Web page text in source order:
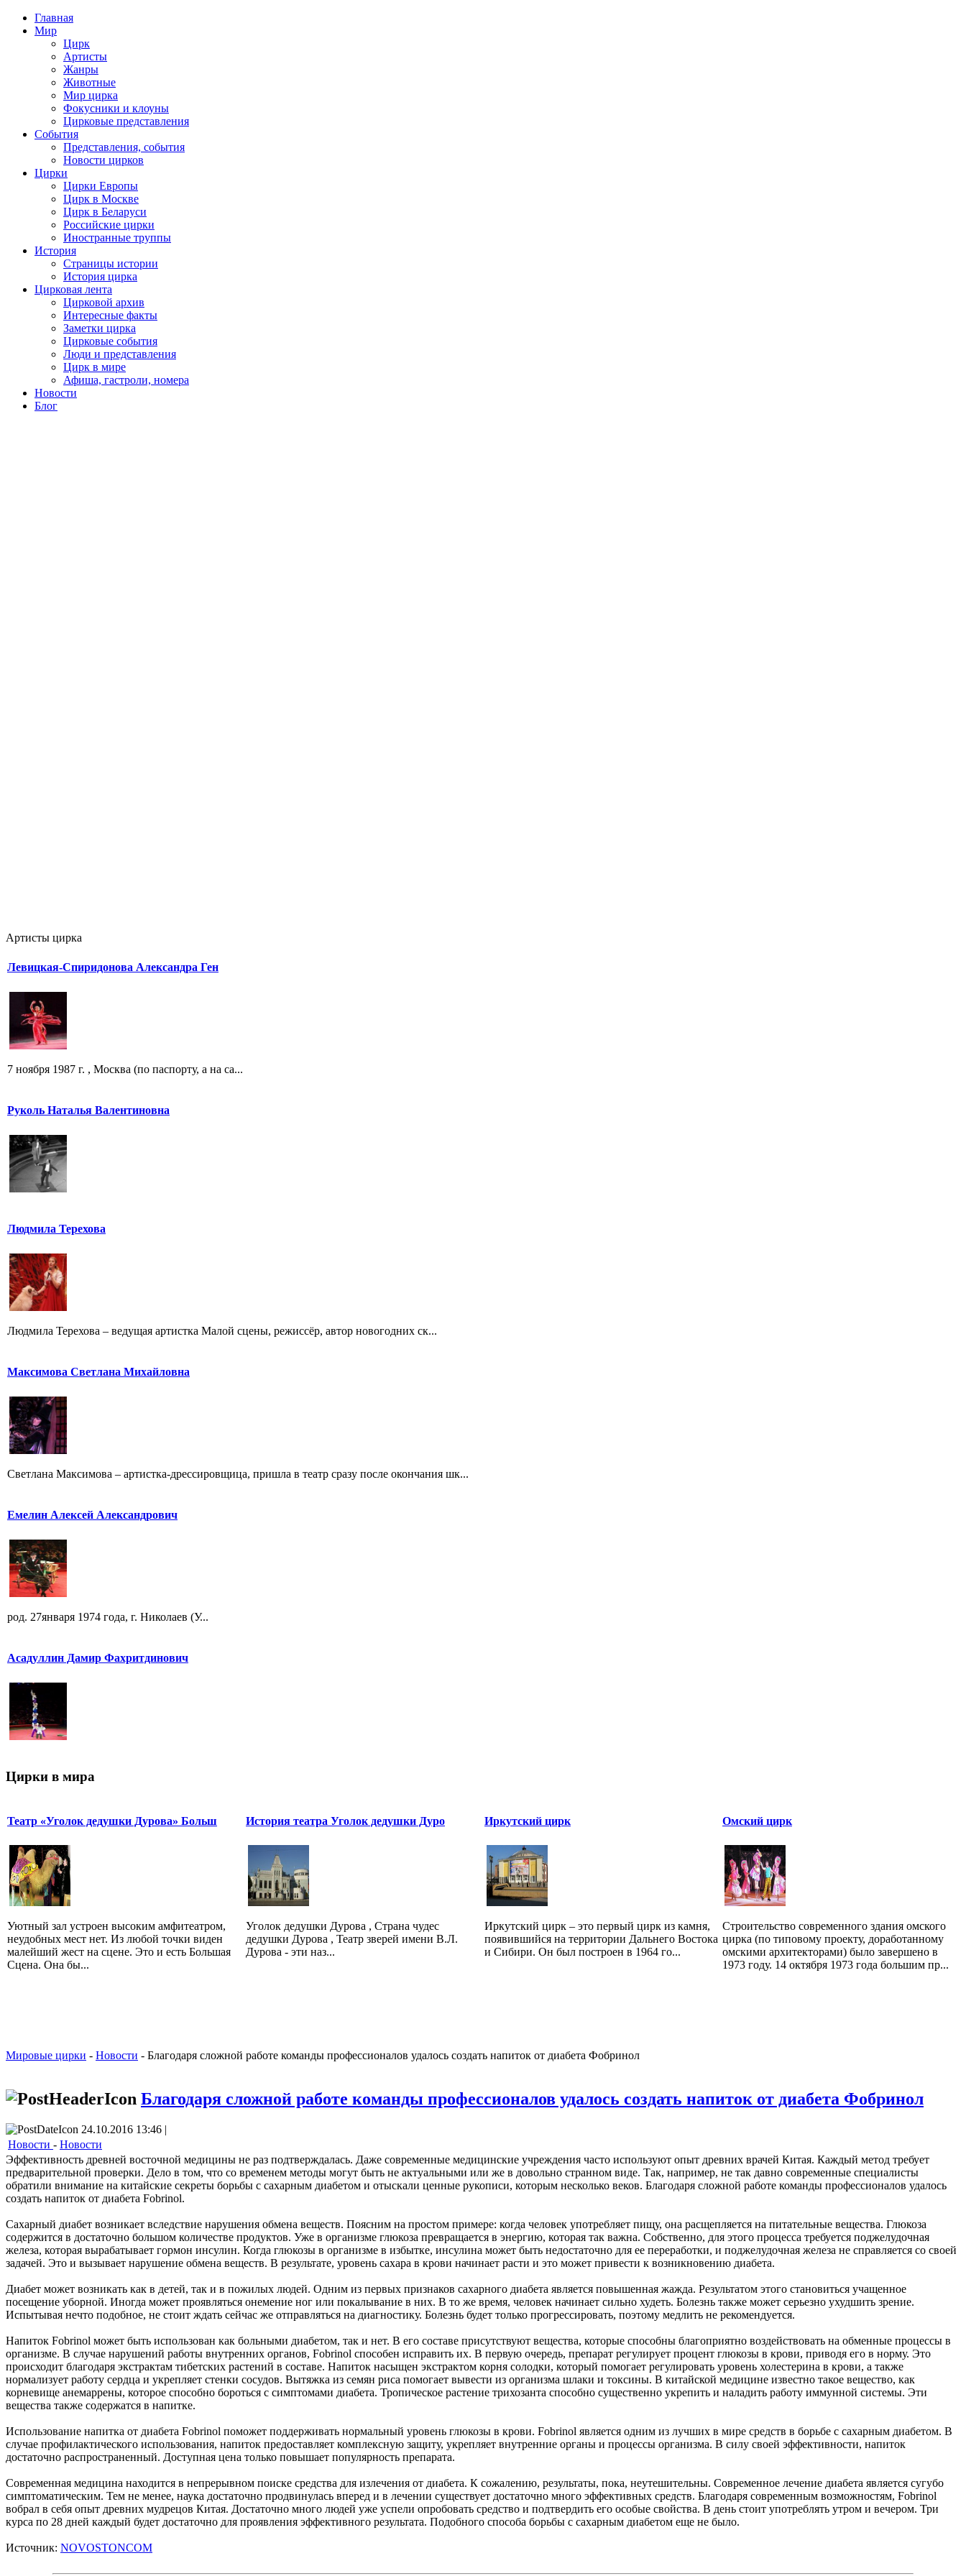
Главная
Мир
Цирк
Артисты
Жанры
Животные
Мир цирка
Фокусники и клоуны
Цирковые представления
События
Представления, события
Новости цирков
Цирки
Цирки Европы
Цирк в Москве
Цирк в Беларуси
Российские цирки
Иностранные труппы
История
Страницы истории
История цирка
Цирковая лента
Цирковой архив
Интересные факты
Заметки цирка
Цирковые события
Люди и представления
Цирк в мире
Афиша, гастроли, номера
Новости
Блог
Артисты цирка
Левицкая-Спиридонова Александра Ген
7 ноября 1987 г. , Москва (по паспорту, а на са...
Руколь Наталья Валентиновна
Людмила Терехова
Людмила Терехова – ведущая артистка Малой сцены, режиссёр, автор новогодних ск...
Максимова Светлана Михайловна
Светлана Максимова – артистка-дрессировщица, пришла в театр сразу после окончания шк...
Емелин Алексей Александрович
род. 27января 1974 года, г. Николаев (У...
Асадуллин Дамир Фахритдинович
Цирки в мира
Театр «Уголок дедушки Дурова» Больш
Уютный зал устроен высоким амфитеатром,
неудобных мест нет. Из любой точки виден
малейший жест на сцене. Это и есть Большая
Сцена. Она бы...
История театра Уголок дедушки Дуро
Уголок дедушки Дурова , Страна чудес
дедушки Дурова , Театр зверей имени В.Л.
Дурова - эти наз...
Иркутский цирк
Иркутский цирк – это первый цирк из камня,
появившийся на территории Дальнего Востока
и Сибири. Он был построен в 1964 го...
Омский цирк
Строительство современного здания омского
цирка (по типовому проекту, доработанному
омскими архитекторами) было завершено в
1973 году. 14 октября 1973 года большим пр...
Мировые цирки - Новости - Благодаря сложной работе команды профессионалов удалось создать напиток от диабета Фобринол
Благодаря сложной работе команды профессионалов удалось создать напиток от диабета Фобринол
24.10.2016 13:46 |
Новости - Новости
Эффективность древней восточной медицины не раз подтверждалась. Даже современные медицинские учреждения часто используют опыт древних врачей Китая. Каждый метод требует
предварительной проверки. Дело в том, что со временем методы могут быть не актуальными или же в довольно странном виде. Так, например, не так давно современные специалисты
обратили внимание на китайские секреты борьбы с сахарным диабетом и отыскали ценные рукописи, которым несколько веков. Благодаря сложной работе команды профессионалов удалось
создать напиток от диабета Fobrinol.
Сахарный диабет возникает вследствие нарушения обмена веществ. Поясним на простом примере: когда человек употребляет пищу, она расщепляется на питательные вещества. Глюкоза
содержится в достаточно большом количестве продуктов. Уже в организме глюкоза превращается в энергию, которая так важна. Собственно, для этого процесса требуется поджелудочная
железа, которая вырабатывает гормон инсулин. Когда глюкозы в организме в избытке, инсулина может быть недостаточно для ее переработки, и поджелудочная железа не справляется со своей
задачей. Это и вызывает нарушение обмена веществ. В результате, уровень сахара в крови начинает расти и это может привести к возникновению диабета.
Диабет может возникать как в детей, так и в пожилых людей. Одним из первых признаков сахарного диабета является повышенная жажда. Результатом этого становиться учащенное
посещение уборной. Иногда может проявляться онемение ног или покалывание в них. В то же время, человек начинает сильно худеть. Болезнь также может серьезно ухудшить зрение.
Испытывая нечто подобное, не стоит ждать сейчас же отправляться на диагностику. Болезнь будет только прогрессировать, поэтому медлить не рекомендуется.
Напиток Fobrinol может быть использован как больными диабетом, так и нет. В его составе присутствуют вещества, которые способны благоприятно воздействовать на обменные процессы в
организме. В случае нарушений работы внутренних органов, Fobrinol способен исправить их. В первую очередь, препарат регулирует процент глюкозы в крови, приводя его в норму. Это
происходит благодаря экстрактам тибетских растений в составе. Напиток насыщен экстрактом корня солодки, который помогает регулировать уровень холестерина в крови, а также
нормализует работу сердца и укрепляет стенки сосудов. Вытяжка из семян риса помогает вывести из организма шлаки и токсины. В китайской медицине известно такое вещество, как
корневище анемаррены, которое способно бороться с симптомами диабета. Тропическое растение трихозанта способно существенно укрепить и наладить работу иммунной системы. Эти
вещества также содержатся в напитке.
Использование напитка от диабета Fobrinol поможет поддерживать нормальный уровень глюкозы в крови. Fobrinol является одним из лучших в мире средств в борьбе с сахарным диабетом. В
случае профилактического использования, напиток предоставляет комплексную защиту, укрепляет внутренние органы и процессы организма. В силу своей эффективности, напиток
достаточно распространенный. Доступная цена только повышает популярность препарата.
Современная медицина находится в непрерывном поиске средства для излечения от диабета. К сожалению, результаты, пока, неутешительны. Современное лечение диабета является сугубо
симптоматическим. Тем не менее, наука достаточно продвинулась вперед и в лечении существует достаточно много эффективных средств. Благодаря современным возможностям, Fobrinol
вобрал в себя опыт древних мудрецов Китая. Достаточно много людей уже успели опробовать средство и подтвердить его особые свойства. В день стоит употреблять утром и вечером. Три
курса по 28 дней каждый будет достаточно для проявления эффективного результата. Подобного способа борьбы с сахарным диабетом еще не было.
Источник: NOVOSTONCOM